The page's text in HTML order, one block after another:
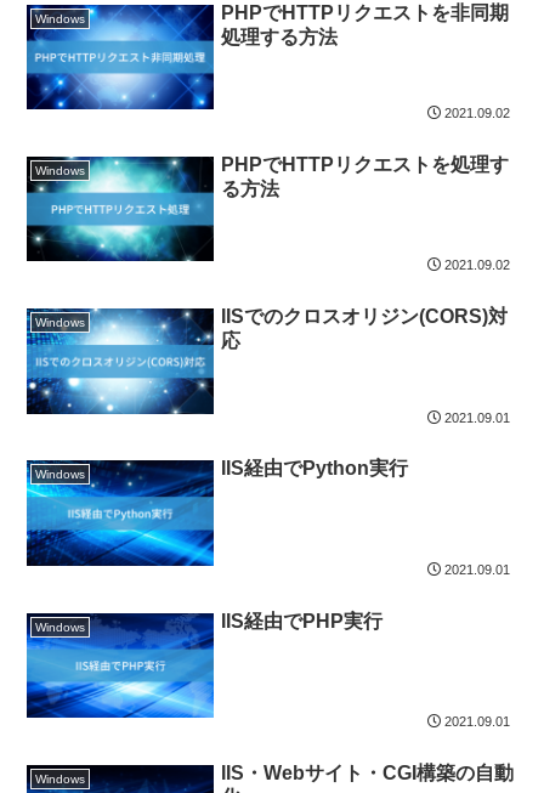
Windows
PHPでHTTPリクエストを非同期
処理する方法
2021.09.02
Windows
PHPでHTTPリクエストを処理す
る方法
2021.09.02
Windows
IISでのクロスオリジン(CORS)対
応
2021.09.01
Windows IIS経由でPython実行
2021.09.01
Windows IIS経由でPHP実行
2021.09.01
Windows
IIS・Webサイト・CGI構築の自動